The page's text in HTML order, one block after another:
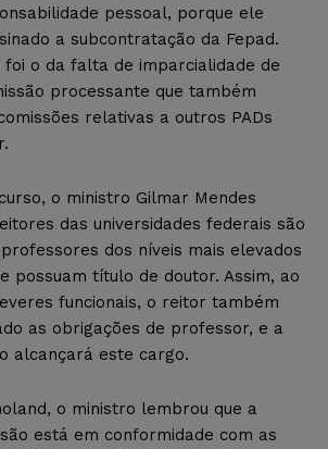
pessoal, porque ele
a subcontratação da Fepad.
foi o da falta de imparcialidade de
processante que também
relativas a outros PADs
o ministro Gilmar Mendes
das universidades federais são
dos níveis mais elevados
possuam título de doutor. Assim, ao
funcionais, o reitor também
as obrigações de professor, e a
alcançará este cargo.
o ministro lembrou que a
está em conformidade com as